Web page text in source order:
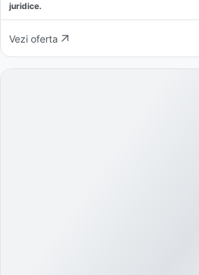
juridice.
Vezi oferta